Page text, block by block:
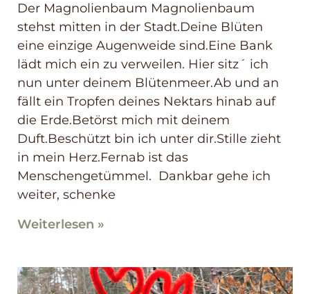
Der Magnolienbaum Magnolienbaum
stehst mitten in der Stadt.Deine Blüten
eine einzige Augenweide sind.Eine Bank
lädt mich ein zu verweilen. Hier sitz´ ich
nun unter deinem Blütenmeer.Ab und an
fällt ein Tropfen deines Nektars hinab auf
die Erde.Betörst mich mit deinem
Duft.Beschützt bin ich unter dir.Stille zieht
in mein Herz.Fernab ist das
Menschengetümmel. Dankbar gehe ich
weiter, schenke
Weiterlesen »